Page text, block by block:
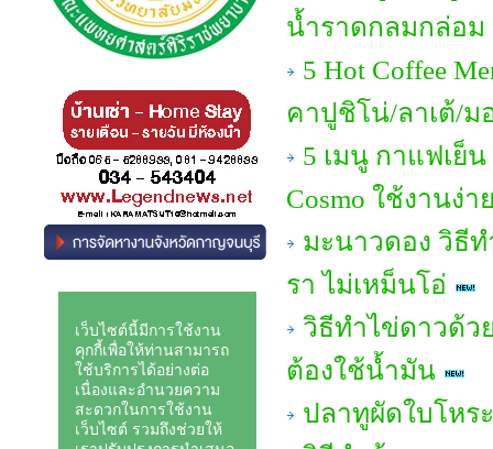
น้ำราดกลมกล่อม
5 Hot Coffee
คาปูชิโน่/ลาเต้/ม
5 เมนู กาแฟเย็น
Cosmo ใช้งานง่
มะนาวดอง วิธี
รา ไม่เหม็นโอ่
วิธีทำไข่ดาวด้ว
ต้องใช้น้ำมัน
ปลาทูผัดใบโหร